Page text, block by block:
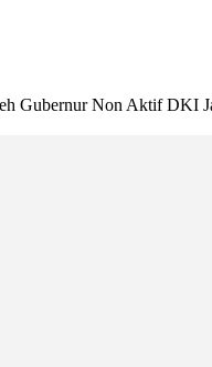
Gubernur Non Aktif DKI